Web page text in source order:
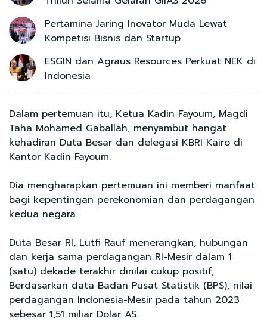
Pertamina Jaring Inovator Muda Lewat
Kompetisi Bisnis dan Startup
ESGIN dan Agraus Resources Perkuat NEK di
Indonesia
Dalam pertemuan itu, Ketua Kadin Fayoum, Magdi
Taha Mohamed Gaballah, menyambut hangat
kehadiran Duta Besar dan delegasi KBRI Kairo di
Kantor Kadin Fayoum.
Dia mengharapkan pertemuan ini memberi manfaat
bagi kepentingan perekonomian dan perdagangan
kedua negara.
Duta Besar RI, Lutfi Rauf menerangkan, hubungan
dan kerja sama perdagangan RI-Mesir dalam 1
(satu) dekade terakhir dinilai cukup positif,
Berdasarkan data Badan Pusat Statistik (BPS), nilai
perdagangan Indonesia-Mesir pada tahun 2023
sebesar 1,51 miliar Dolar AS.